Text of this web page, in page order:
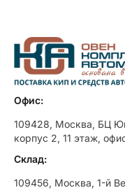
Офис:
109428, Москва, БЦ
корпус 2, 11 этаж,
Склад:
109456, Москва, 1-й